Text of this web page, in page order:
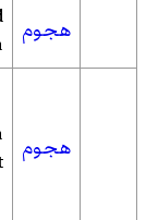
هجوم
هجوم